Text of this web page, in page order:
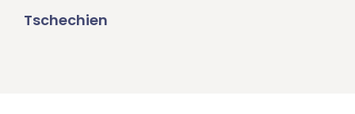
Tschechien